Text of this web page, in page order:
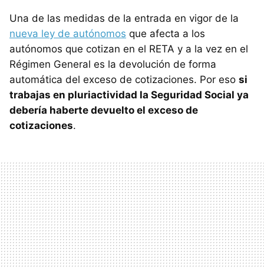
Una de las medidas de la entrada en vigor de la
nueva ley de autónomos que afecta a los
autónomos que cotizan en el RETA y a la vez en el
Régimen General es la devolución de forma
automática del exceso de cotizaciones. Por eso si
trabajas en pluriactividad la Seguridad Social ya
debería haberte devuelto el exceso de
cotizaciones.